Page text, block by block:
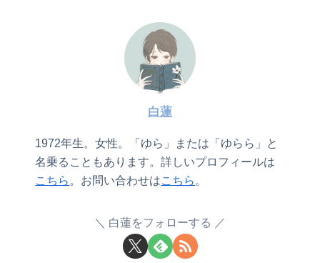
白蓮
1972年生。女性。「ゆら」または「ゆらら」と
名乗ることもあります。詳しいプロフィールは
こちら。お問い合わせはこちら。
白蓮をフォローする